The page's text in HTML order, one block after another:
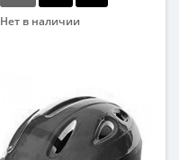
Нет в наличии
Аксессуары
Материал
Комбинированный